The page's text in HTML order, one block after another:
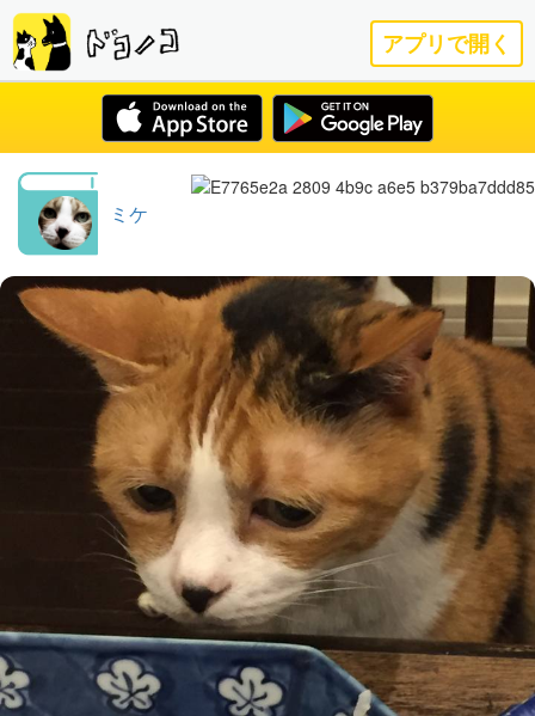
アプリで開く
ミケ